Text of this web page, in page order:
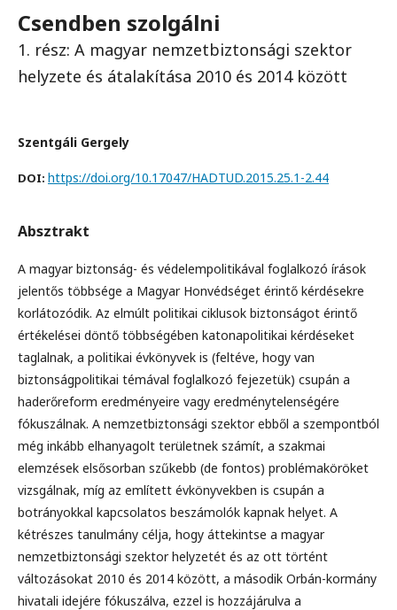
Csendben szolgálni
1. rész: A magyar nemzetbiztonsági szektor
helyzete és átalakítása 2010 és 2014 között
Szentgáli Gergely
DOI: https://doi.org/10.17047/HADTUD.2015.25.1-2.44
Absztrakt
A magyar biztonság- és védelempolitikával foglalkozó írások
jelentős többsége a Magyar Honvédséget érintő kérdésekre
korlátozódik. Az elmúlt politikai ciklusok biztonságot érintő
értékelései döntő többségében katonapolitikai kérdéseket
taglalnak, a politikai évkönyvek is (feltéve, hogy van
biztonságpolitikai témával foglalkozó fejezetük) csupán a
haderőreform eredményeire vagy eredménytelenségére
fókuszálnak. A nemzetbiztonsági szektor ebből a szempontból
még inkább elhanyagolt területnek számít, a szakmai
elemzések elsősorban szűkebb (de fontos) problémaköröket
vizsgálnak, míg az említett évkönyvekben is csupán a
botrányokkal kapcsolatos beszámolók kapnak helyet. A
kétrészes tanulmány célja, hogy áttekintse a magyar
nemzetbiztonsági szektor helyzetét és az ott történt
változásokat 2010 és 2014 között, a második Orbán-kormány
hivatali idejére fókuszálva, ezzel is hozzájárulva a